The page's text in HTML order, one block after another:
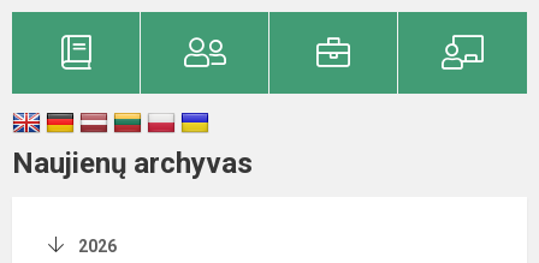
Naujienų archyvas
2026